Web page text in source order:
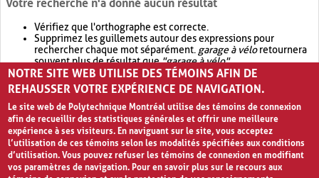
Votre recherche n'a donné aucun résultat
Vérifiez que l'orthographe est correcte.
Supprimez les guillemets autour des expressions pour
rechercher chaque mot séparément. garage à véloretournera
souvent plus de résultat que"garage à vélo".
Envisagez d'élargir votre recherche avec OR.garage OR vélo
retournera souvent plus de résultat quegarage à vélo
NOTRE SITE WEB UTILISE DES TÉMOINS AFIN DE
REHAUSSER VOTRE EXPÉRIENCE DE NAVIGATION.
Le site web de Polytechnique Montréal utilise des témoins de connexion
afin de recueillir des statistiques générales et offrir une meilleure
expérience à ses visiteurs. En naviguant sur le site, vous acceptez
l’utilisation de ces témoins selon les modalités spécifiées aux conditions
d’utilisation. Vous pouvez refuser les témoins de connexion en modifiant
vos paramètres de navigation. Pour en savoir plus sur le recours aux